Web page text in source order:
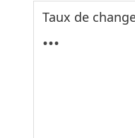
Taux de
...